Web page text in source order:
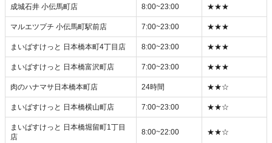
成城石井 小伝馬町店 8:00~23:00 ★★★
マルエツプチ 小伝馬町駅前店 7:00~23:00 ★★★
まいばすけっと 日本橋本町4丁目店 8:00~23:00 ★★★
まいばすけっと 日本橋富沢町店 7:00~23:00 ★★★
肉のハナマサ日本橋本町店 24時間 ★★☆
まいばすけっと 日本橋横山町店 7:00~23:00 ★★☆
まいばすけっと 日本橋堀留町1丁目
店
8:00~22:00 ★★☆